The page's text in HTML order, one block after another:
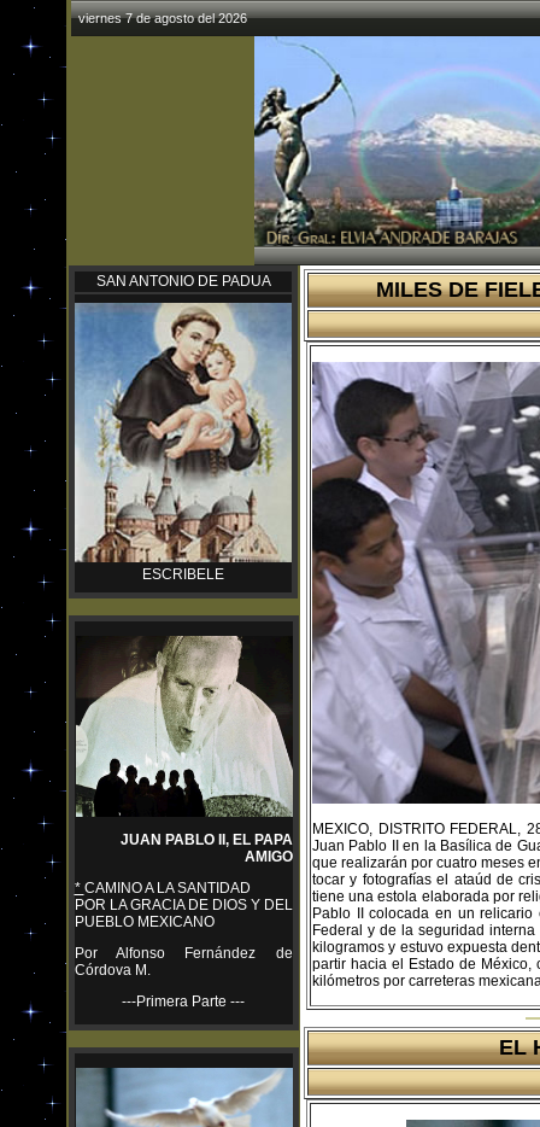
viernes 7 de agosto del 2026
SAN ANTONIO DE PADUA
ESCRIBELE
JUAN PABLO II, EL PAPA
AMIGO
* CAMINO A LA SANTIDAD
POR LA GRACIA DE DIOS Y DEL
PUEBLO MEXICANO
Por Alfonso Fernández de
Córdova M.
---Primera Parte ---
MILES DE
MEXICO, DISTRITO FEDERAL,
Juan Pablo II en la Basílica de
que realizarán por cuatro meses
tocar y fotografías el ataúd de
tiene una estola elaborada por
Pablo II colocada en un
Federal y de la seguridad
kilogramos y estuvo expuesta
partir hacia el Estado de México,
kilómetros por carreteras
EL